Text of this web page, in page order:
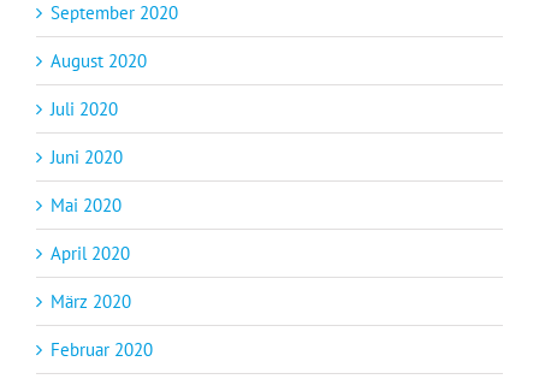
September 2020
August 2020
Juli 2020
Juni 2020
Mai 2020
April 2020
März 2020
Februar 2020